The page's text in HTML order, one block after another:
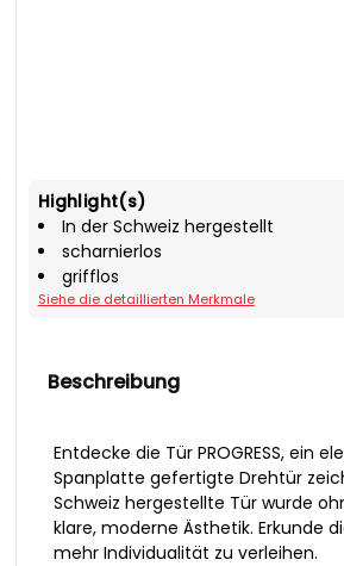
Highlight(s)
In der Schweiz hergestellt
scharnierlos
grifflos
Siehe die detaillierten Merkmale
Beschreibung
Entdecke die Tür PROGRESS, ein
Spanplatte gefertigte Drehtür
Schweiz hergestellte Tür wurde
klare, moderne Ästhetik. Erkunde
mehr Individualität zu verleihen.